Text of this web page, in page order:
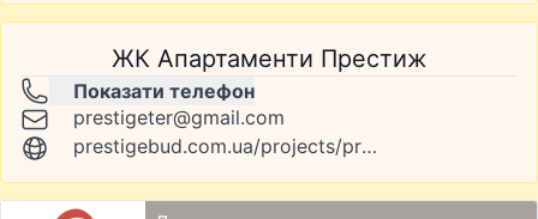
ЖК Апартаменти Престиж
Показати телефон
prestigeter@gmail.com
prestigebud.com.ua/projects/prestige-apartaments